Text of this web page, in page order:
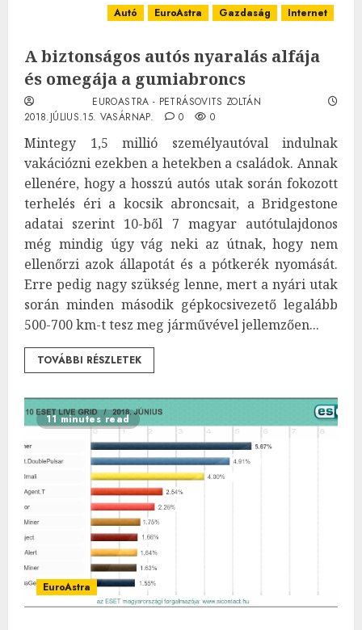
Autó
EuroAstra Gazdaság Internet
A biztonságos autós nyaralás alfája
és omegája a gumiabroncs
EUROASTRA - PETRÁSOVITS ZOLTÁN
2018.JÚLIUS.15. VASÁRNAP.
0 0
Mintegy 1,5 millió személyautóval indulnak
vakációzni ezekben a hetekben a családok. Annak
ellenére, hogy a hosszú autós utak során fokozott
terhelés éri a kocsik abroncsait, a Bridgestone
adatai szerint 10-ből 7 magyar autótulajdonos
még mindig úgy vág neki az útnak, hogy nem
ellenőrzi azok állapotát és a pótkerék nyomását.
Erre pedig nagy szükség lenne, mert a nyári utak
során minden második gépkocsivezető legalább
500-700 km-t tesz meg járművével jellemzően...
TOVÁBBI RÉSZLETEK
11 minutes read
EuroAstra